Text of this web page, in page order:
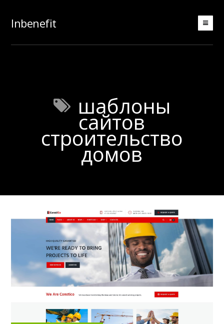
Inbenefit
шаблоны
сайтов
строительство
домов